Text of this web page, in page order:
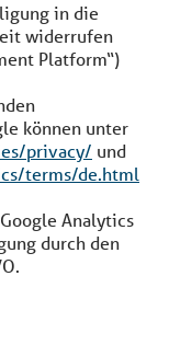
in die
widerrufen
Platform“)
können unter
privacy/ und
terms/de.html
Analytics
durch den